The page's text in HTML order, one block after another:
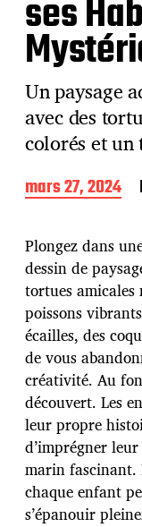
ses
Un paysage
avec des
colorés et un
D
a
e
d
e
p
u
b
l
i
c
a
t
i
o
n
mars 27, 2024
Plongez dans
dessin de
tortues
poissons
écailles, des
de vous
créativité. Au
découvert. Les
leur propre
d’imprégner
marin fascinant.
chaque enfant
s’épanouir